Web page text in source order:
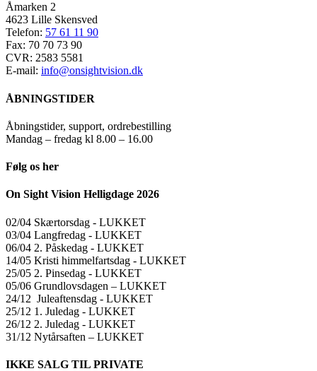
Åmarken 2
4623 Lille Skensved
Telefon: 57 61 11 90
Fax: 70 70 73 90
CVR: 2583 5581
E-mail: info@onsightvision.dk
ÅBNINGSTIDER
Åbningstider, support, ordrebestilling
Mandag – fredag kl 8.00 – 16.00
Følg os her
On Sight Vision Helligdage 2026
02/04 Skærtorsdag ​​- LUKKET
03/04 Langfredag ​​- LUKKET
06/04 2. Påskedag ​​- LUKKET
14/05 Kristi himmelfartsdag ​​- LUKKET
25/05 2. Pinsedag ​​- LUKKET
05/06 Grundlovsdagen – LUKKET
24/12 Juleaftensdag ​​- LUKKET
25/12 1. Juledag ​​- LUKKET
26/12 2. Juledag ​​- LUKKET
31/12 Nytårsaften – LUKKET
IKKE SALG TIL PRIVATE